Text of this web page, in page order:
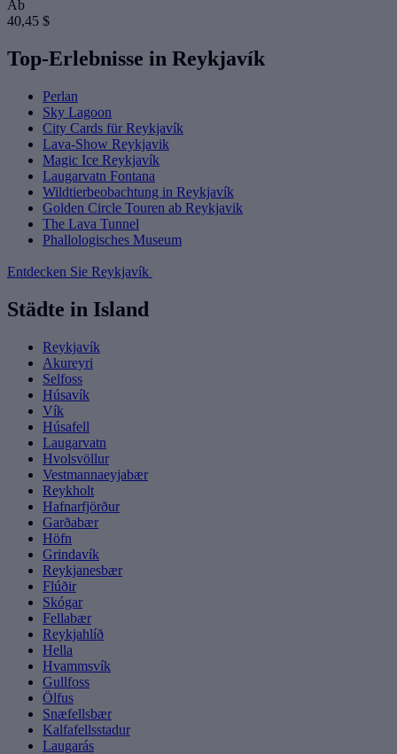
Ab
40,45 $
Top-Erlebnisse in Reykjavík
Perlan
Sky Lagoon
City Cards für Reykjavík
Lava-Show Reykjavik
Magic Ice Reykjavík
Laugarvatn Fontana
Wildtierbeobachtung in Reykjavík
Golden Circle Touren ab Reykjavik
The Lava Tunnel
Phallologisches Museum
Entdecken Sie Reykjavík
Städte in Island
Reykjavík
Akureyri
Selfoss
Húsavík
Vík
Húsafell
Laugarvatn
Hvolsvöllur
Vestmannaeyjabær
Reykholt
Hafnarfjörður
Garðabær
Höfn
Grindavík
Reykjanesbær
Flúðir
Skógar
Fellabær
Reykjahlíð
Hella
Hvammsvík
Gullfoss
Ölfus
Snæfellsbær
Kalfafellsstadur
Laugarás